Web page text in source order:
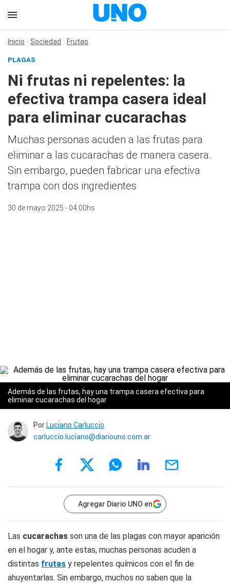
Inicio Sociedad Frutas
PLAGAS
Ni frutas ni repelentes: la
efectiva trampa casera ideal
para eliminar cucarachas
Muchas personas acuden a las frutas para
eliminar a las cucarachas de manera casera.
Sin embargo, pueden fabricar una efectiva
trampa con dos ingredientes
30 de mayo 2025 - 04:00hs
Además de las frutas, hay una trampa casera efectiva para
eliminar cucarachas del hogar
Por Luciano Carluccio
carluccio.luciano@diariouno.com.ar
Agregar Diario UNO en
Las cucarachas son una de las plagas con mayor aparición
en el hogar y, ante estas, muchas personas acuden a
distintas frutas y repelentes químicos con el fin de
ahuyentarlas. Sin embargo, muchos no saben que la